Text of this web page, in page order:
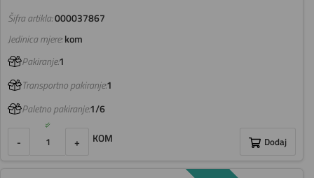
Šifra artikla:000037867
Jedinica mjere:kom
Pakiranje:1
Transportno pakiranje:1
Paletno pakiranje:1/6
- + KOM Dodaj